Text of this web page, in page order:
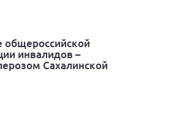
общероссийской
инвалидов –
Сахалинской